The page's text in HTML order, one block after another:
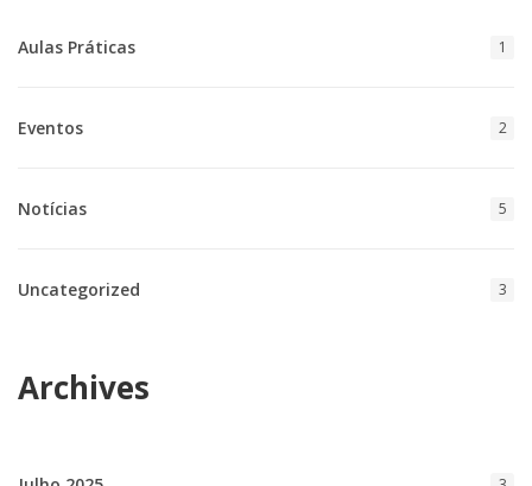
Aulas Práticas 1
Eventos 2
Notícias 5
Uncategorized 3
Archives